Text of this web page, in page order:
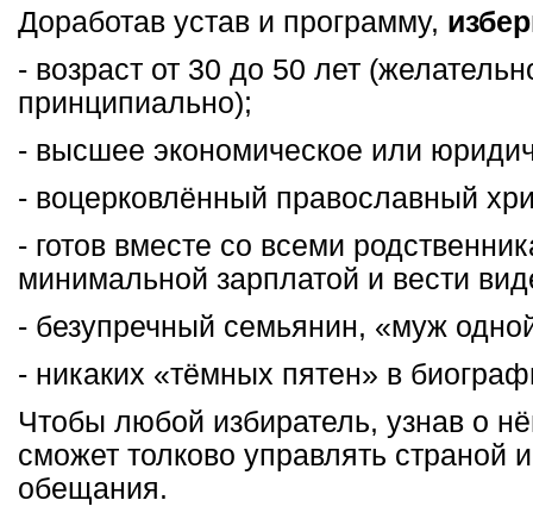
Доработав устав и программу,
- возраст от 30 до 50 лет
принципиально);
- высшее экономическое или
- воцерковлённый православный
- готов вместе со всеми
минимальной зарплатой и вести
- безупречный семьянин, «муж
- никаких «тёмных пятен» в
Чтобы любой избиратель, узнав о
сможет толково управлять страной
обещания.